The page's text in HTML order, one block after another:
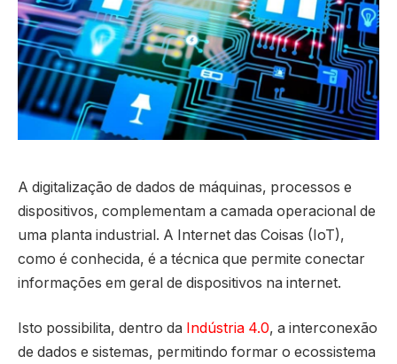
A digitalização de dados de máquinas, processos e
dispositivos, complementam a camada operacional de
uma planta industrial. A Internet das Coisas (IoT),
como é conhecida, é a técnica que permite conectar
informações em geral de dispositivos na internet.
Isto possibilita, dentro da Indústria 4.0, a interconexão
de dados e sistemas, permitindo formar o ecossistema